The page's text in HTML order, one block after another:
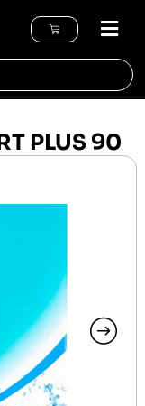
PLUS 90